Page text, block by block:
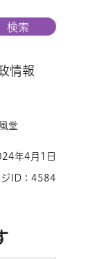
検索
情報
堂
年4月1日
ジID：4584